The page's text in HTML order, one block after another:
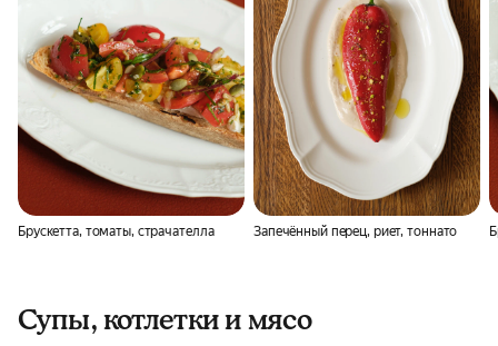
Брускетта, томаты, страчателла Запечённый перец, риет, тоннато
Супы, котлетки и мясо